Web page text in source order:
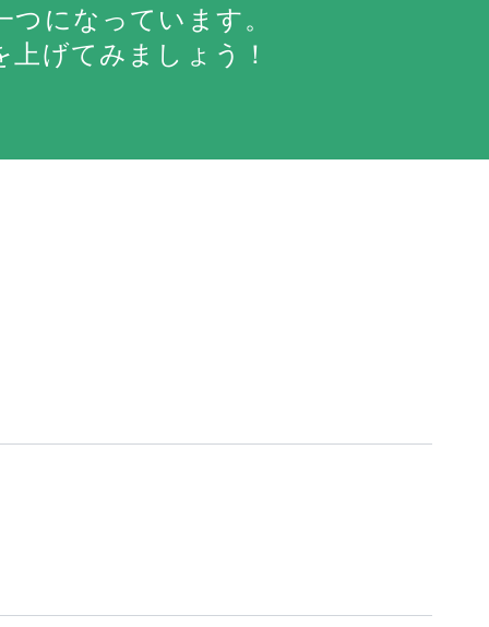
になっています。
げてみましょう！